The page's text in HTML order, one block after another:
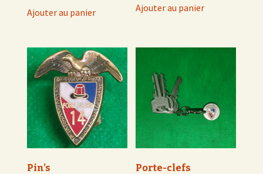
Ajouter au panier Ajouter au panier
Pin’s Porte-clefs